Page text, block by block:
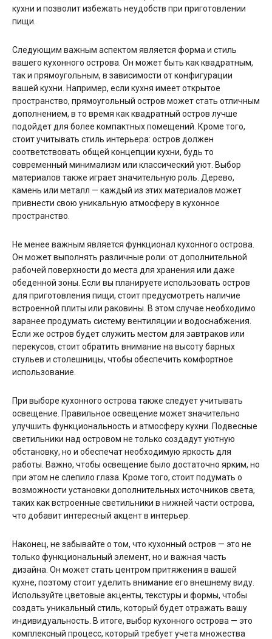
кухни и позволит избежать неудобств при приготовлении
пищи.
Следующим важным аспектом является форма и стиль
вашего кухонного острова. Он может быть как квадратным,
так и прямоугольным, в зависимости от конфигурации
вашей кухни. Например, если кухня имеет открытое
пространство, прямоугольный остров может стать отличным
дополнением, в то время как квадратный остров лучше
подойдет для более компактных помещений. Кроме того,
стоит учитывать стиль интерьера: остров должен
соответствовать общей концепции кухни, будь то
современный минимализм или классический уют. Выбор
материалов также играет значительную роль. Дерево,
камень или металл — каждый из этих материалов может
привнести свою уникальную атмосферу в кухонное
пространство.
Не менее важным является функционал кухонного острова.
Он может выполнять различные роли: от дополнительной
рабочей поверхности до места для хранения или даже
обеденной зоны. Если вы планируете использовать остров
для приготовления пищи, стоит предусмотреть наличие
встроенной плиты или раковины. В этом случае необходимо
заранее продумать систему вентиляции и водоснабжения.
Если же остров будет служить местом для завтраков или
перекусов, стоит обратить внимание на высоту барных
стульев и столешницы, чтобы обеспечить комфортное
использование.
При выборе кухонного острова также следует учитывать
освещение. Правильное освещение может значительно
улучшить функциональность и атмосферу кухни. Подвесные
светильники над островом не только создадут уютную
обстановку, но и обеспечат необходимую яркость для
работы. Важно, чтобы освещение было достаточно ярким, но
при этом не слепило глаза. Кроме того, стоит подумать о
возможности установки дополнительных источников света,
таких как встроенные светильники в нижней части острова,
что добавит интересный акцент в интерьер.
Наконец, не забывайте о том, что кухонный остров — это не
только функциональный элемент, но и важная часть
дизайна. Он может стать центром притяжения в вашей
кухне, поэтому стоит уделить внимание его внешнему виду.
Используйте цветовые акценты, текстуры и формы, чтобы
создать уникальный стиль, который будет отражать вашу
индивидуальность. В итоге, выбор кухонного острова — это
комплексный процесс, который требует учета множества